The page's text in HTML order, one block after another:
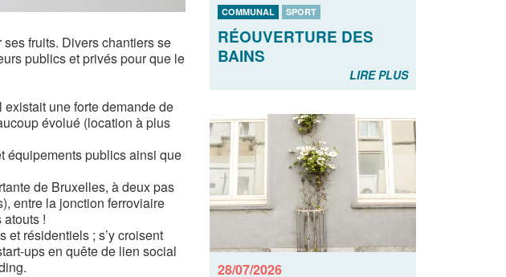
fruits. Divers chantiers se
publics et privés pour que le
une forte demande de
évolué (location à plus
équipements publics ainsi que
de Bruxelles, à deux pas
entre la jonction ferroviaire
!
résidentiels ; s’y croisent
ups en quête de lien social
COMMUNAL SPORT
RÉOUVERTURE DES
BAINS
LIRE PLUS
28/07/2026